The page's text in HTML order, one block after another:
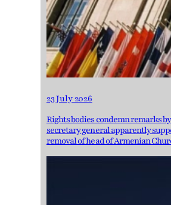
23 July 2026
Rights bodies condemn remarks
secretary general apparently
removal of head of Armenian